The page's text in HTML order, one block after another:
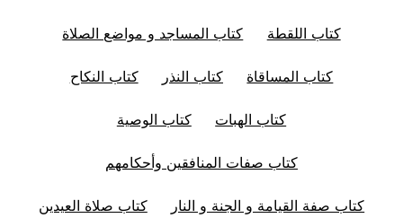
كتاب اللقطة كتاب المساجد و مواضع الصلاة
كتاب المساقاة كتاب النذر كتاب النكاح
كتاب الهبات كتاب الوصية
كتاب صفات المنافقين وأحكامهم
كتاب صفة القيامة و الجنة و النار كتاب صلاة العيدين